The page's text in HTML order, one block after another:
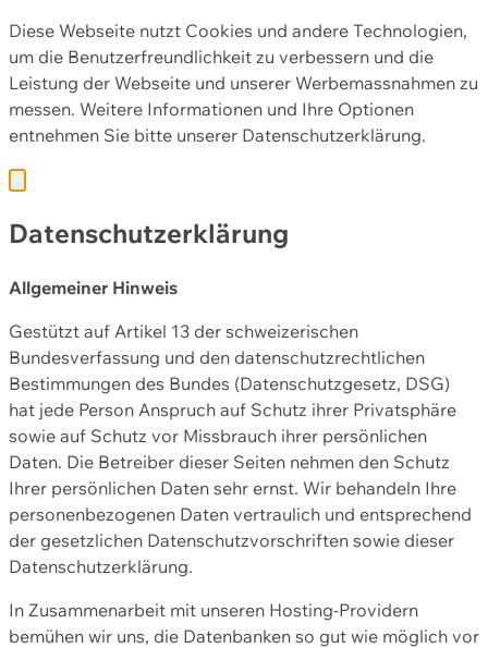
Diese Webseite nutzt Cookies und andere Technologien,
um die Benutzerfreundlichkeit zu verbessern und die
Leistung der Webseite und unserer Werbemassnahmen zu
messen. Weitere Informationen und Ihre Optionen
entnehmen Sie bitte unserer Datenschutzerklärung.
Datenschutzerklärung
Allgemeiner Hinweis
Gestützt auf Artikel 13 der schweizerischen
Bundesverfassung und den datenschutzrechtlichen
Bestimmungen des Bundes (Datenschutzgesetz, DSG)
hat jede Person Anspruch auf Schutz ihrer Privatsphäre
sowie auf Schutz vor Missbrauch ihrer persönlichen
Daten. Die Betreiber dieser Seiten nehmen den Schutz
Ihrer persönlichen Daten sehr ernst. Wir behandeln Ihre
personenbezogenen Daten vertraulich und entsprechend
der gesetzlichen Datenschutzvorschriften sowie dieser
Datenschutzerklärung.
In Zusammenarbeit mit unseren Hosting-Providern
bemühen wir uns, die Datenbanken so gut wie möglich vor